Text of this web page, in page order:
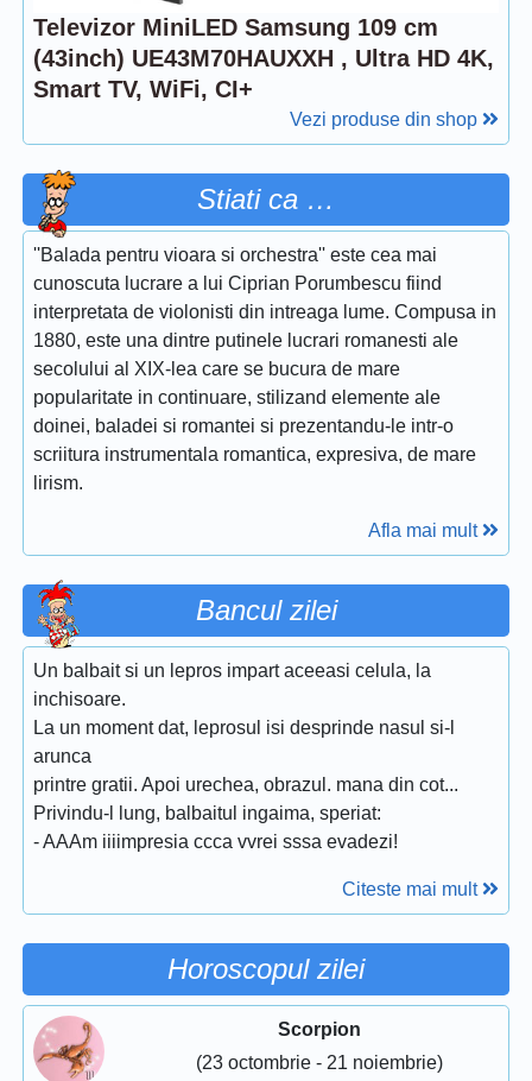
Televizor MiniLED Samsung 109 cm
(43inch) UE43M70HAUXXH , Ultra HD 4K,
Smart TV, WiFi, CI+
Vezi produse din shop
Stiati ca …
''Balada pentru vioara si orchestra'' este cea mai
cunoscuta lucrare a lui Ciprian Porumbescu fiind
interpretata de violonisti din intreaga lume. Compusa in
1880, este una dintre putinele lucrari romanesti ale
secolului al XIX-lea care se bucura de mare
popularitate in continuare, stilizand elemente ale
doinei, baladei si romantei si prezentandu-le intr-o
scriitura instrumentala romantica, expresiva, de mare
lirism.
Afla mai mult
Bancul zilei
Un balbait si un lepros impart aceeasi celula, la
inchisoare.
La un moment dat, leprosul isi desprinde nasul si-l
arunca
printre gratii. Apoi urechea, obrazul. mana din cot...
Privindu-l lung, balbaitul ingaima, speriat:
- AAAm iiiimpresia ccca vvrei sssa evadezi!
Citeste mai mult
Horoscopul zilei
Scorpion
(23 octombrie - 21 noiembrie)